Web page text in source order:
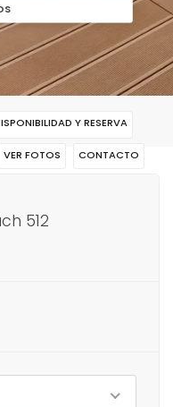
Y RESERVA
VER FOTOS CONTACTO
512